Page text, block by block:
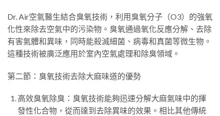
Dr. Air空氣醫生結合臭氧技術，利用臭氧分子（O3）的強氧
化性來除去空氣中的污染物。臭氧通過氧化反應分解、去除
有害氣體和異味，同時能殺滅細菌、病毒和真菌等微生物。
這種技術被廣泛應用於室內空氣處理和除臭領域。
第二節：臭氧技術去除大麻味道的優勢
高效臭氧除臭：臭氧技術能夠迅速分解大麻氣味中的揮
發性化合物，從而達到去除異味的效果。相比其他傳統